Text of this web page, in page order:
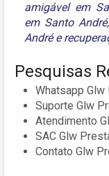
amigável em
em Santo André,
Andrée
Pesquisas
Whatsapp
Suporte Glw
Atendimento
SAC Glw
Contato Glw